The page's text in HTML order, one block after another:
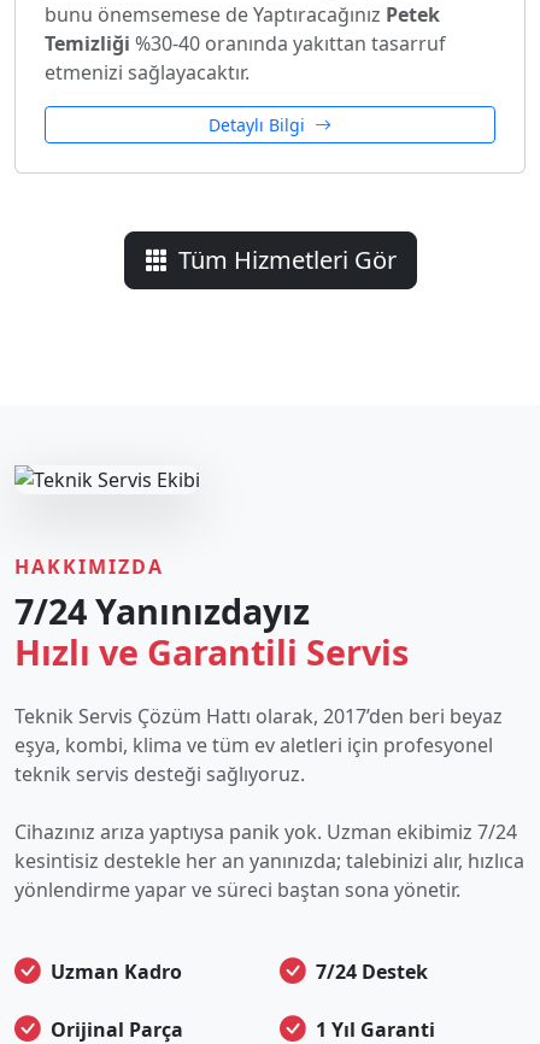
bunu önemsemese de Yaptıracağınız Petek
Temizliği %30-40 oranında yakıttan tasarruf
etmenizi sağlayacaktır.
Detaylı Bilgi
Tüm Hizmetleri Gör
HAKKIMIZDA
7/24 Yanınızdayız
Hızlı ve Garantili Servis
Teknik Servis Çözüm Hattı olarak, 2017’den beri beyaz
eşya, kombi, klima ve tüm ev aletleri için profesyonel
teknik servis desteği sağlıyoruz.
Cihazınız arıza yaptıysa panik yok. Uzman ekibimiz 7/24
kesintisiz destekle her an yanınızda; talebinizi alır, hızlıca
yönlendirme yapar ve süreci baştan sona yönetir.
Uzman Kadro 7/24 Destek
Orijinal Parça 1 Yıl Garanti